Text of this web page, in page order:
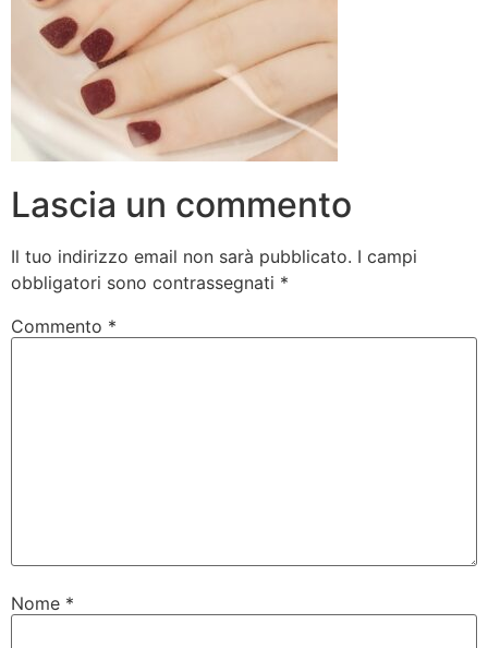
Lascia un commento
Il tuo indirizzo email non sarà pubblicato. I campi
obbligatori sono contrassegnati *
Commento *
Nome *